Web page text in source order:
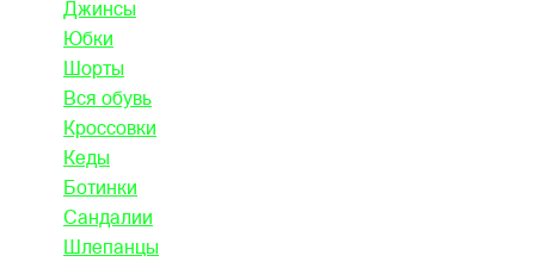
Джинсы
Юбки
Шорты
Вся обувь
Кроссовки
Кеды
Ботинки
Сандалии
Шлепанцы